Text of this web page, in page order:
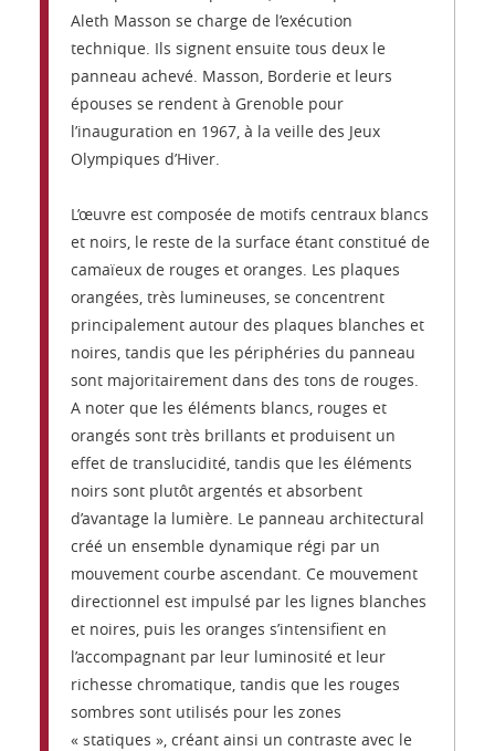
Aleth Masson se charge de l’exécution
technique. Ils signent ensuite tous deux le
panneau achevé. Masson, Borderie et leurs
épouses se rendent à Grenoble pour
l’inauguration en 1967, à la veille des Jeux
Olympiques d’Hiver.
L’œuvre est composée de motifs centraux blancs
et noirs, le reste de la surface étant constitué de
camaïeux de rouges et oranges. Les plaques
orangées, très lumineuses, se concentrent
principalement autour des plaques blanches et
noires, tandis que les périphéries du panneau
sont majoritairement dans des tons de rouges.
A noter que les éléments blancs, rouges et
orangés sont très brillants et produisent un
effet de translucidité, tandis que les éléments
noirs sont plutôt argentés et absorbent
d’avantage la lumière. Le panneau architectural
créé un ensemble dynamique régi par un
mouvement courbe ascendant. Ce mouvement
directionnel est impulsé par les lignes blanches
et noires, puis les oranges s’intensifient en
l’accompagnant par leur luminosité et leur
richesse chromatique, tandis que les rouges
sombres sont utilisés pour les zones
« statiques », créant ainsi un contraste avec le